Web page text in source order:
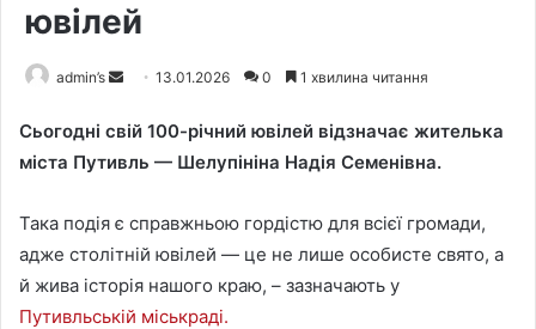
ювілей
admin’s
n
d
n
e
m
a
13.01.2026 0 1 хвилина читання
Сьогодні свій 100-річний ювілей відзначає жителька
міста Путивль — Шелупініна Надія Семенівна.
Така подія є справжньою гордістю для всієї громади,
адже столітній ювілей — це не лише особисте свято, а
й жива історія нашого краю, – зазначають у
Путивльській міськраді.